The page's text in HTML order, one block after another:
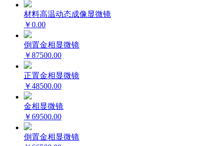
材料高温动态成像显微镜
￥0.00
倒置金相显微镜
￥87500.00
正置金相显微镜
￥48500.00
金相显微镜
￥69500.00
倒置金相显微镜